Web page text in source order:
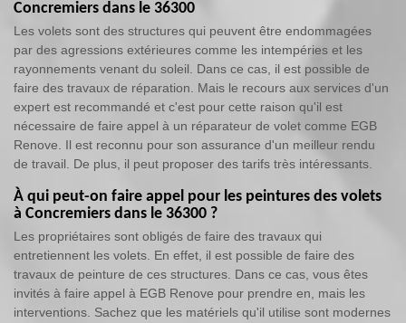
Concremiers dans le 36300
Les volets sont des structures qui peuvent être endommagées
par des agressions extérieures comme les intempéries et les
rayonnements venant du soleil. Dans ce cas, il est possible de
faire des travaux de réparation. Mais le recours aux services d'un
expert est recommandé et c'est pour cette raison qu'il est
nécessaire de faire appel à un réparateur de volet comme EGB
Renove. Il est reconnu pour son assurance d'un meilleur rendu
de travail. De plus, il peut proposer des tarifs très intéressants.
À qui peut-on faire appel pour les peintures des volets
à Concremiers dans le 36300 ?
Les propriétaires sont obligés de faire des travaux qui
entretiennent les volets. En effet, il est possible de faire des
travaux de peinture de ces structures. Dans ce cas, vous êtes
invités à faire appel à EGB Renove pour prendre en, mais les
interventions. Sachez que les matériels qu'il utilise sont modernes